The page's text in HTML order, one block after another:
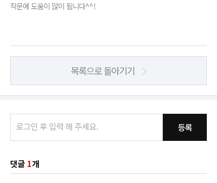
작문에 도움이 많이 됩니다^^!
목록으로 돌아기기
등록
댓글 1개